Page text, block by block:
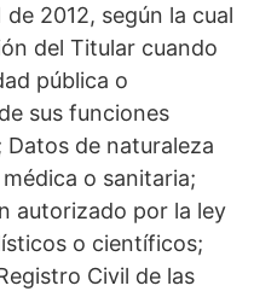
2012, según la cual
del Titular cuando
pública o
sus funciones
Datos de naturaleza
o sanitaria;
autorizado por la ley
o científicos;
Civil de las